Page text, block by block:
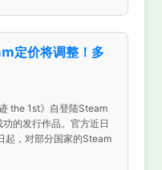
定价将调整！多
the 1st》自登陆Steam
的发行作品。官方近日
起，对部分国家的Steam